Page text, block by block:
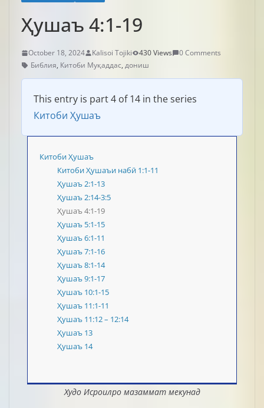
Ҳушаъ 4:1-19
October 18, 2024 Kalisoi Tojiki 430 Views
0 Comments
Библия, Китоби Муқаддас, дониш
This entry is part 4 of 14 in the series
Китоби Ҳушаъ
Китоби Ҳушаъ
Китоби Ҳушаъи набӣ 1:1-11
Ҳушаъ 2:1-13
Ҳушаъ 2:14-3:5
Ҳушаъ 4:1-19
Ҳушаъ 5:1-15
Ҳушаъ 6:1-11
Ҳушаъ 7:1-16
Ҳушаъ 8:1-14
Ҳушаъ 9:1-17
Ҳушаъ 10:1-15
Ҳушаъ 11:1-11
Ҳушаъ 11:12 – 12:14
Ҳушаъ 13
Ҳушаъ 14
Худо Исроилро мазаммат мекунад